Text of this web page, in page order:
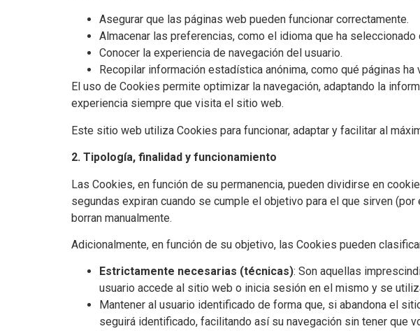
Asegurar que las páginas web pueden funcionar correctamente.
Almacenar las preferencias, como el idioma que ha seleccionado
Conocer la experiencia de navegación del usuario.
Recopilar información estadística anónima, como qué páginas
El uso de Cookies permite optimizar la navegación, adaptando la
experiencia siempre que visita el sitio web.
Este sitio web utiliza Cookies para funcionar, adaptar y facilitar al
2. Tipología, finalidad y funcionamiento
Las Cookies, en función de su permanencia, pueden dividirse en
segundas expiran cuando se cumple el objetivo para el que sirven
borran manualmente.
Adicionalmente, en función de su objetivo, las Cookies pueden
Estrictamente necesarias (técnicas): Son aquellas
usuario accede al sitio web o inicia sesión en el mismo y se
Mantener al usuario identificado de forma que, si abandona el
seguirá identificado, facilitando así su navegación sin tener que